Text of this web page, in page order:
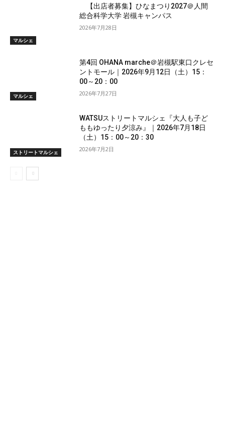
マルシェ
【出店者募集】ひなまつり2027＠人間
総合科学大学 岩槻キャンパス
2026年7月28日
マルシェ
第4回 OHANA marche＠岩槻駅東口クレセ
ントモール｜2026年9月12日（土）15：
00～20：00
2026年7月27日
ストリートマルシェ
WATSUストリートマルシェ『大人も子ど
ももゆったり夕涼み』｜2026年7月18日
（土）15：00～20：30
2026年7月2日